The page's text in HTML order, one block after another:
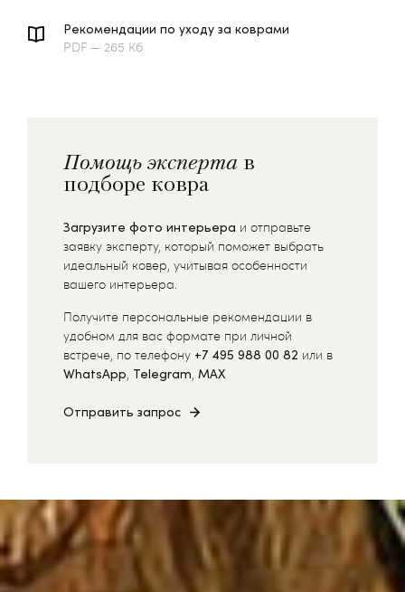
Рекомендации по уходу за коврами
PDF — 265 Кб
Помощь эксперта в
подборе ковра
Загрузите фото интерьера и отправьте
заявку эксперту, который поможет выбрать
идеальный ковер, учитывая особенности
вашего интерьера.
Получите персональные рекомендации в
удобном для вас формате при личной
встрече, по телефону +7 495 988 00 82 или в
WhatsApp, Telegram, MAX
Отправить запрос